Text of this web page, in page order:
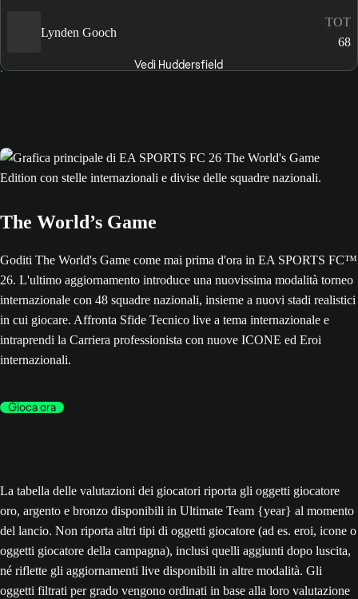
Lynden Gooch
TOT
68
Vedi Huddersfield
The World’s Game
Goditi The World's Game come mai prima d'ora in EA SPORTS FC™
26. L'ultimo aggiornamento introduce una nuovissima modalità torneo
internazionale con 48 squadre nazionali, insieme a nuovi stadi realistici
in cui giocare. Affronta Sfide Tecnico live a tema internazionale e
intraprendi la Carriera professionista con nuove ICONE ed Eroi
internazionali.
Gioca ora
La tabella delle valutazioni dei giocatori riporta gli oggetti giocatore
oro, argento e bronzo disponibili in Ultimate Team {year} al momento
del lancio. Non riporta altri tipi di oggetti giocatore (ad es. eroi, icone o
oggetti giocatore della campagna), inclusi quelli aggiunti dopo luscita,
né riflette gli aggiornamenti live disponibili in altre modalità. Gli
oggetti filtrati per grado vengono ordinati in base alla loro valutazione